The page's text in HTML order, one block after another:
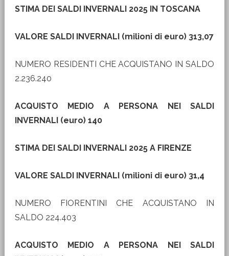
STIMA DEI SALDI INVERNALI 2025 IN TOSCANA
VALORE SALDI INVERNALI (milioni di euro) 313,07
NUMERO RESIDENTI CHE ACQUISTANO IN SALDO
2.236.240
ACQUISTO MEDIO A PERSONA NEI SALDI
INVERNALI (euro) 140
STIMA DEI SALDI INVERNALI 2025 A FIRENZE
VALORE SALDI INVERNALI (milioni di euro) 31,4
NUMERO FIORENTINI CHE ACQUISTANO IN
SALDO 224.403
ACQUISTO MEDIO A PERSONA NEI SALDI